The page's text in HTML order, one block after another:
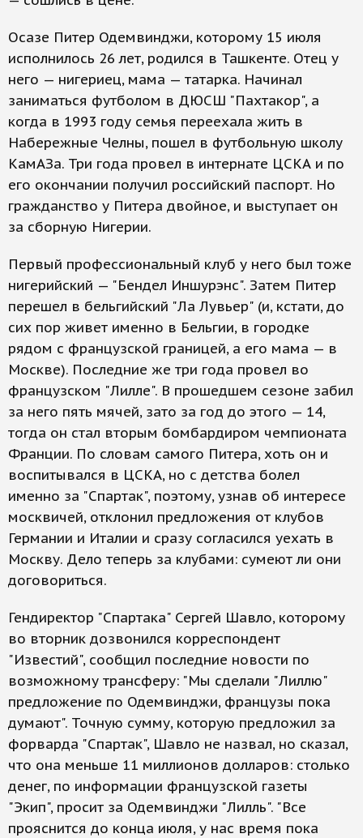
Осазе Питер Одемвинджи, которому 15 июля
исполнилось 26 лет, родился в Ташкенте. Отец у
него — нигериец, мама — татарка. Начинал
заниматься футболом в ДЮСШ "Пахтакор", а
когда в 1993 году семья переехала жить в
Набережные Челны, пошел в футбольную школу
КамАЗа. Три года провел в интернате ЦСКА и по
его окончании получил российский паспорт. Но
гражданство у Питера двойное, и выступает он
за сборную Нигерии.
Первый профессиональный клуб у него был тоже
нигерийский — "Бендел Иншурэнс". Затем Питер
перешел в бельгийский "Ла Лувьер" (и, кстати, до
сих пор живет именно в Бельгии, в городке
рядом с французской границей, а его мама — в
Москве). Последние же три года провел во
французском "Лилле". В прошедшем сезоне забил
за него пять мячей, зато за год до этого — 14,
тогда он стал вторым бомбардиром чемпионата
Франции. По словам самого Питера, хоть он и
воспитывался в ЦСКА, но с детства болел
именно за "Спартак", поэтому, узнав об интересе
москвичей, отклонил предложения от клубов
Германии и Италии и сразу согласился уехать в
Москву. Дело теперь за клубами: сумеют ли они
договориться.
Гендиректор "Спартака" Сергей Шавло, которому
во вторник дозвонился корреспондент
"Известий", сообщил последние новости по
возможному трансферу: "Мы сделали "Лиллю"
предложение по Одемвинджи, французы пока
думают". Точную сумму, которую предложил за
форварда "Спартак", Шавло не назвал, но сказал,
что она меньше 11 миллионов долларов: столько
денег, по информации французской газеты
"Экип", просит за Одемвинджи "Лилль". "Все
прояснится до конца июля, у нас время пока